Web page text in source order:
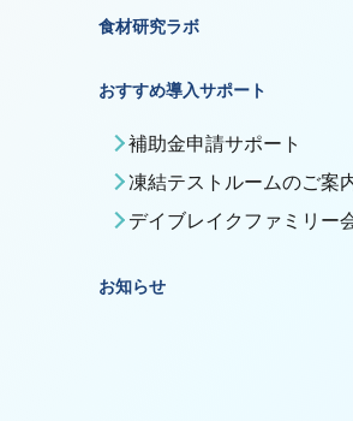
食材研究ラボ
おすすめ導入サポート
補助金申請サポート
凍結テストルームのご案
デイブレイクファミリー
お知らせ